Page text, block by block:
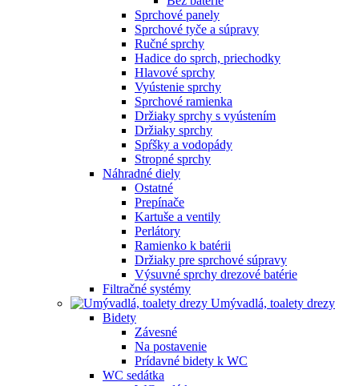
Sprchové panely
Sprchové tyče a súpravy
Ručné sprchy
Hadice do sprch, priechodky
Hlavové sprchy
Vyústenie sprchy
Sprchové ramienka
Držiaky sprchy s vyústením
Držiaky sprchy
Spŕšky a vodopády
Stropné sprchy
Náhradné diely
Ostatné
Prepínače
Kartuše a ventily
Perlátory
Ramienko k batérii
Držiaky pre sprchové súpravy
Výsuvné sprchy drezové batérie
Filtračné systémy
Umývadlá, toalety drezy
Bidety
Závesné
Na postavenie
Prídavné bidety k WC
WC sedátka